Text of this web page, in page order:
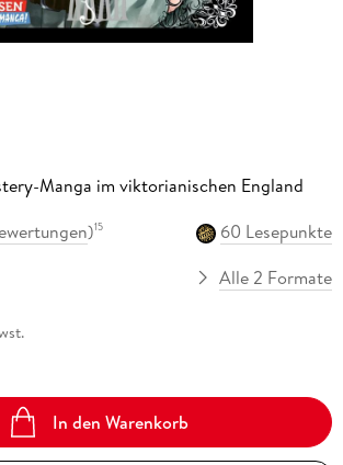
Manga im viktorianischen England
)15
60 Lesepunkte
Alle 2 Formate
In den Warenkorb